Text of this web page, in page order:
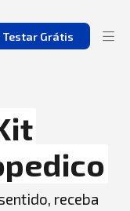
Testar Grátis
receba